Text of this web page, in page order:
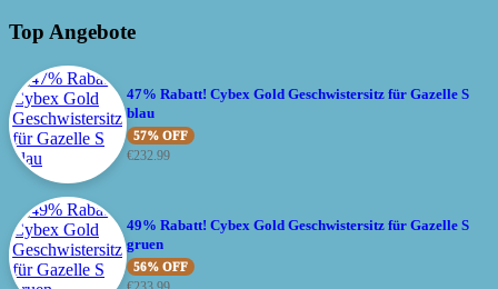
Top Angebote
47% Rabatt! Cybex Gold Geschwistersitz für Gazelle S
blau
57% OFF
€232.99
49% Rabatt! Cybex Gold Geschwistersitz für Gazelle S
gruen
56% OFF